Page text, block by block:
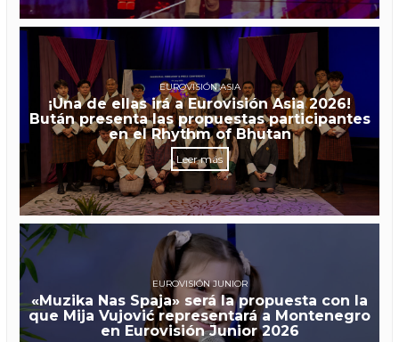
EUROVISIÓN ASIA
¡Una de ellas irá a Eurovisión Asia 2026!
Bután presenta las propuestas participantes
en el Rhythm of Bhutan
Leer más
EUROVISIÓN JUNIOR
«Muzika Nas Spaja» será la propuesta con la
que Mija Vujović representará a Montenegro
en Eurovisión Junior 2026